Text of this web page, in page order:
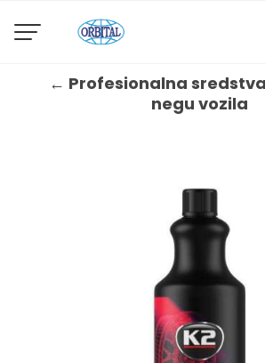
← Profesionalna
negu vozila